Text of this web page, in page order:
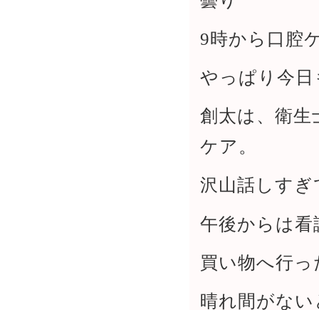
9時から口腔
やっぱり今
創太は、衛
ケア。
沢山話しす
午後からは
買い物へ行
晴れ間がな